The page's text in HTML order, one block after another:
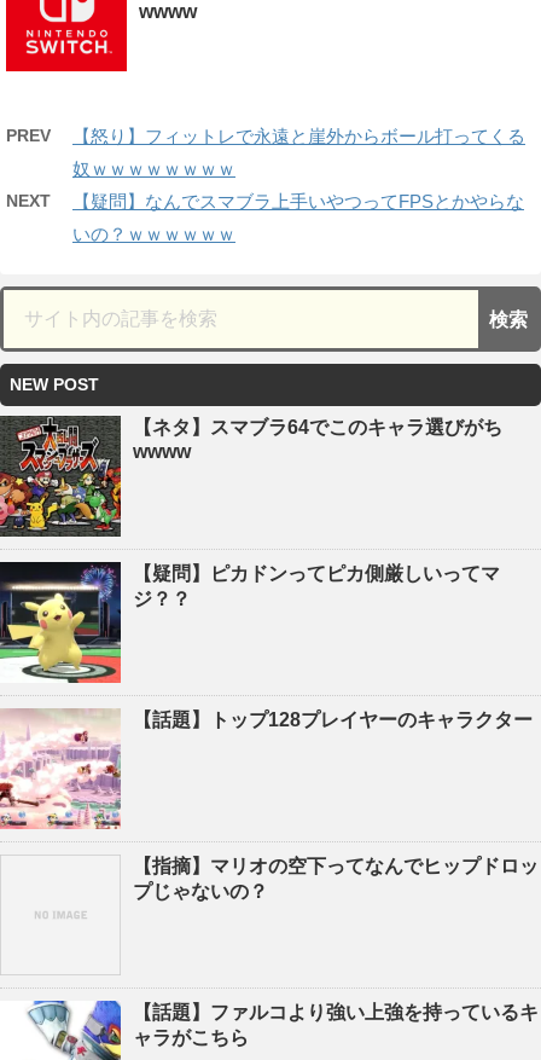
wwww
PREV
【怒り】フィットレで永遠と崖外からボール打ってくる
奴ｗｗｗｗｗｗｗｗ
NEXT
【疑問】なんでスマブラ上手いやつってFPSとかやらな
いの？ｗｗｗｗｗｗ
NEW POST
【ネタ】スマブラ64でこのキャラ選びがち
wwww
【疑問】ピカドンってピカ側厳しいってマ
ジ？？
【話題】トップ128プレイヤーのキャラクター
【指摘】マリオの空下ってなんでヒップドロッ
プじゃないの？
【話題】ファルコより強い上強を持っているキ
ャラがこちら